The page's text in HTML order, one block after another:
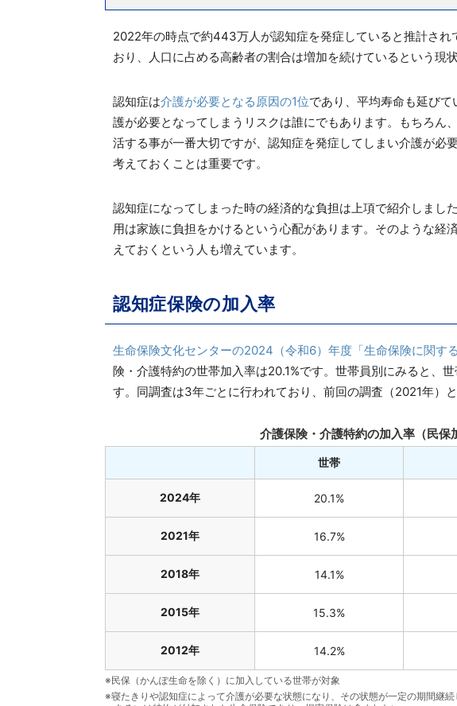
2022年の時点で約443万人が認知症を発症していると推計さ
おり、人口に占める高齢者の割合は増加を続けているという現状
認知症は介護が必要となる原因の1位であり、平均寿命も延び
護が必要となってしまうリスクは誰にでもあります。もちろん
活する事が一番大切ですが、認知症を発症してしまい介護が必
考えておくことは重要です。
認知症になってしまった時の経済的な負担は上項で紹介しまし
用は家族に負担をかけるという心配があります。そのような経
えておくという人も増えています。
認知症保険の加入率
生命保険文化センターの2024（令和6）年度「生命保険に関す
険・介護特約の世帯加入率は20.1%です。世帯員別にみると、
す。同調査は3年ごとに行われており、前回の調査（2021年）
介護保険・介護特約の加入率（民保
世帯
2024年 20.1%
2021年 16.7%
2018年 14.1%
2015年 15.3%
2012年 14.2%
※民保（かんぽ生命を除く）に加入している世帯が対象
※寝たきりや認知症によって介護が必要な状態になり、その状態が一定の期間継